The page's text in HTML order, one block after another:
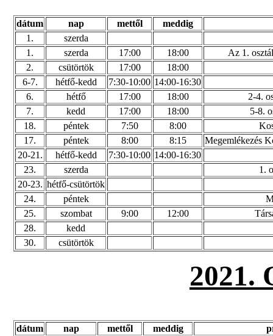
dátum nap mettől
meddig
1.
szerda
1.
szerda 17:00 18:00
Az 1.
2.
csütörtök 17:00
18:00
6-7.
hétfő-kedd 7:30-10:00 14:00-16:30
6.
hétfő 17:00 18:00
2-4.
7.
kedd 17:00 18:00
5-8.
18.
péntek 7:50 8:00
17.
péntek 8:00 8:15
Megemlékezés
20-21.
hétfő-kedd 7:30-10:00 14:00-16:30
23.
szerda
1.
20-23. hétfő-csütörtök
24.
péntek
25.
szombat 9:00 12:00
28.
kedd
30.
csütörtök
2021.
dátum nap mettől meddig